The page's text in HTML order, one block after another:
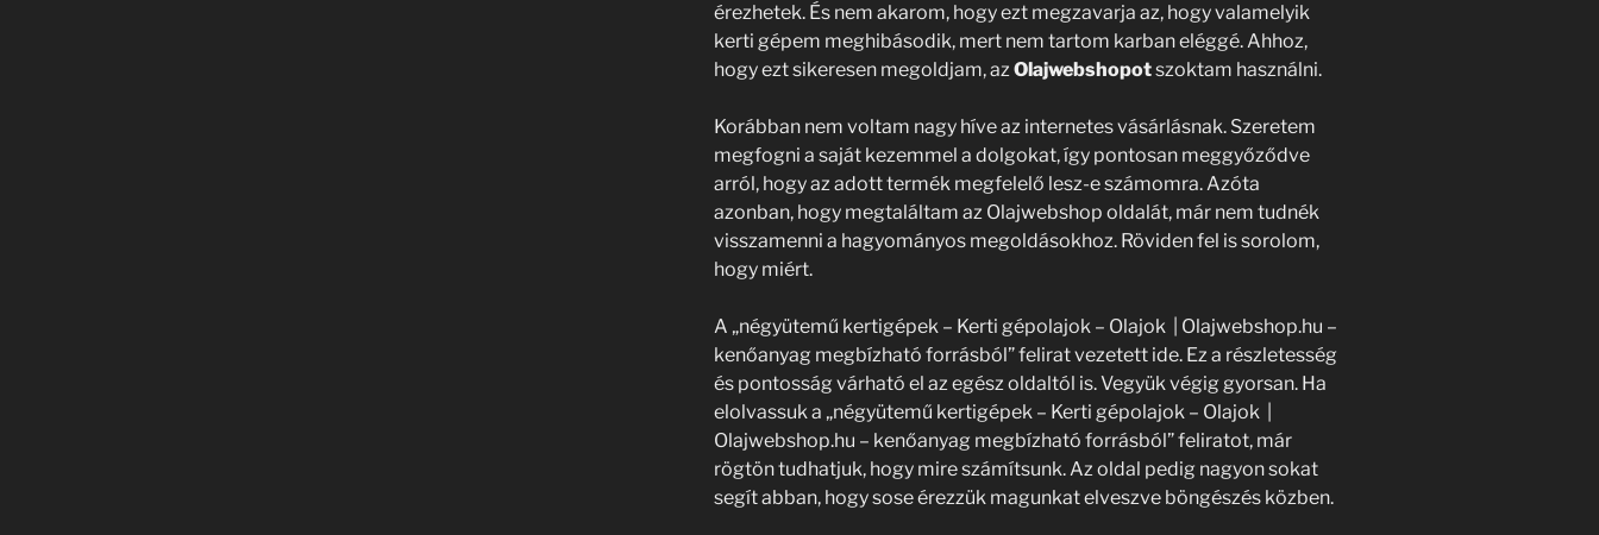
érezhetek. És nem akarom, hogy ezt megzavarja az, hogy valamelyik
kerti gépem meghibásodik, mert nem tartom karban eléggé. Ahhoz,
hogy ezt sikeresen megoldjam, azOlajwebshopotszoktam használni.
Korábban nem voltam nagy híve az internetes vásárlásnak. Szeretem
megfogni a saját kezemmel a dolgokat, így pontosan meggyőződve
arról, hogy az adott termék megfelelő lesz-e számomra. Azóta
azonban, hogy megtaláltam az Olajwebshop oldalát, már nem tudnék
visszamenni a hagyományos megoldásokhoz. Röviden fel is sorolom,
hogy miért.
A „négyütemű kertigépek – Kerti gépolajok – Olajok | Olajwebshop.hu –
kenőanyag megbízható forrásból” felirat vezetett ide. Ez a részletesség
és pontosság várható el az egész oldaltól is. Vegyük végig gyorsan. Ha
elolvassuk a „négyütemű kertigépek – Kerti gépolajok – Olajok |
Olajwebshop.hu – kenőanyag megbízható forrásból” feliratot, már
rögtön tudhatjuk, hogy mire számítsunk. Az oldal pedig nagyon sokat
segít abban, hogy sose érezzük magunkat elveszve böngészés közben.